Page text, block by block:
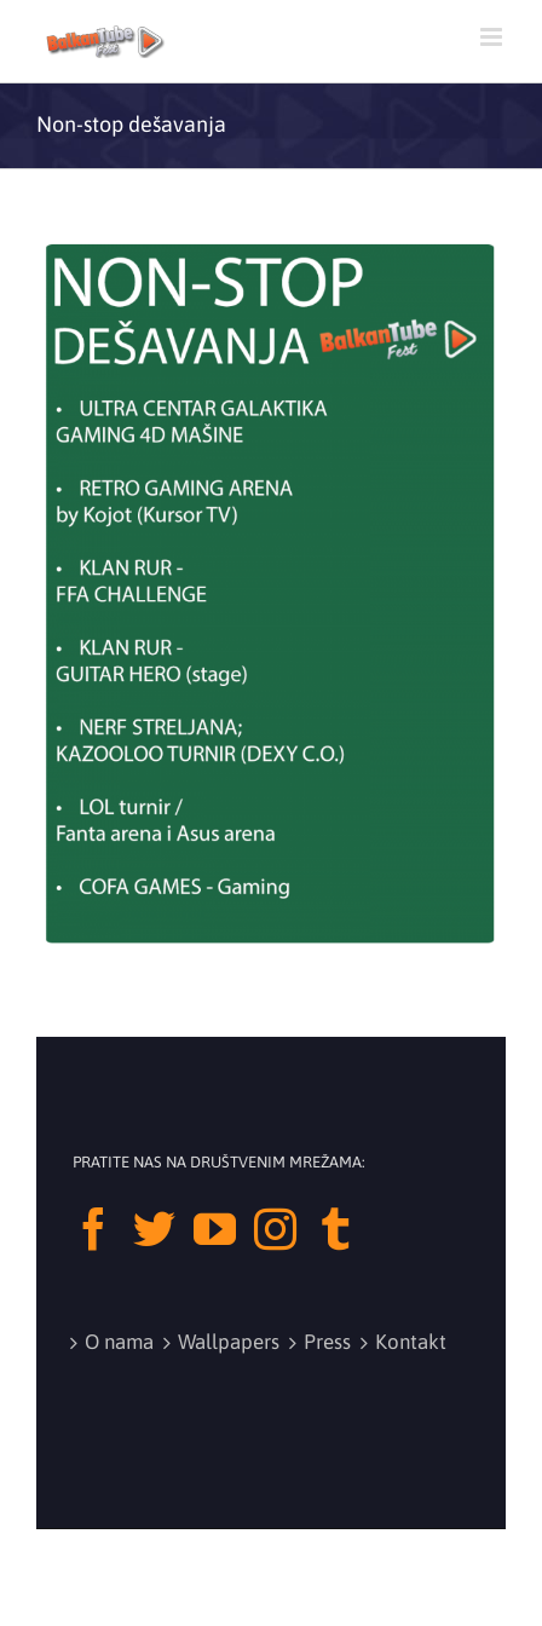
Non-stop dešavanja
PRATITE NAS NA DRUŠTVENIM MREŽAMA:
O nama Wallpapers Press Kontakt